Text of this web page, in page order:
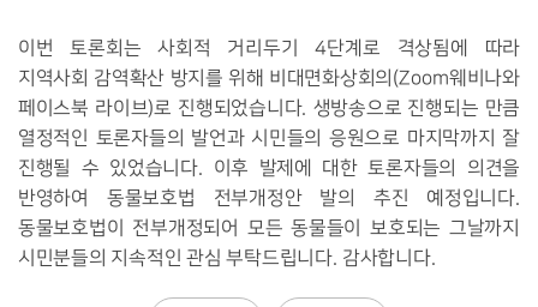
이번 토론회는 사회적 거리두기4단계로 격상됨에 따라
지역사회 감역확산 방지를 위해 비대면화상회의 (Zoom웨비나와
페이스북 라이브)로 진행되었습니다. 생방송으로 진행되는 만큼
열정적인 토론자들의 발언과 시민들의 응원으로 마지막까지 잘
진행될 수 있었습니다. 이후 발제에 대한 토론자들의 의견을
반영하여 동물보호법 전부개정안 발의 추진 예정입니다.
동물보호법이 전부개정되어 모든 동물들이 보호되는 그날까지
시민분들의 지속적인 관심 부탁드립니다. 감사합니다.